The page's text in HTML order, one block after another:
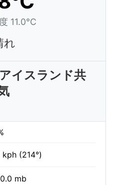
11.0°C
れ
イスランド共
kph (214°)
mb